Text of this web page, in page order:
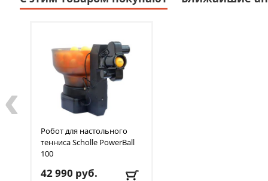
Робот для настольного
тенниса Scholle PowerBall
100
42 990 руб.
‹